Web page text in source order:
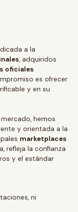
a la
, adquiridos
oficiales
es ofrecer
y en su
hemos
y orientada a la
marketplaces
refleja la confianza
y el estándar
ni